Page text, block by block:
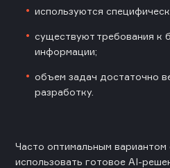
используются
существуют требования к
информации;
объем задач достаточно
разработку.
Часто оптимальным вариантом
использовать готовое AI-